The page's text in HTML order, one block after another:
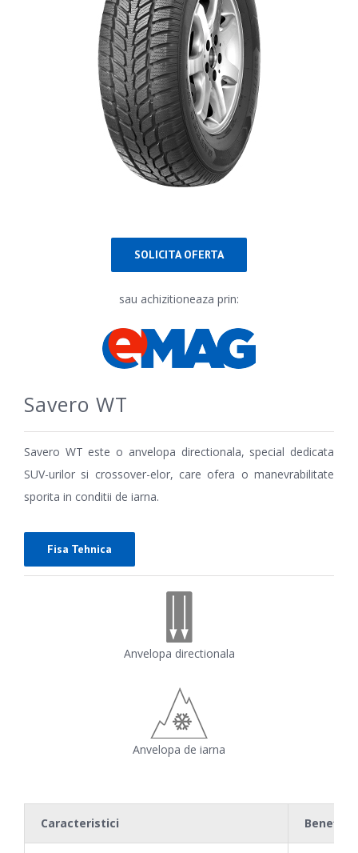
CERERE DE GARANTIESOLICITA OFERTA
sau achizitioneaza prin:
Savero WT
Savero WT este o anvelopa directionala, special dedicata
SUV-urilor si crossover-elor, care ofera o manevrabilitate
sporita in conditii de iarna.
Fisa Tehnica
Anvelopa directionala
Anvelopa de iarna
Caracteristici Beneficii